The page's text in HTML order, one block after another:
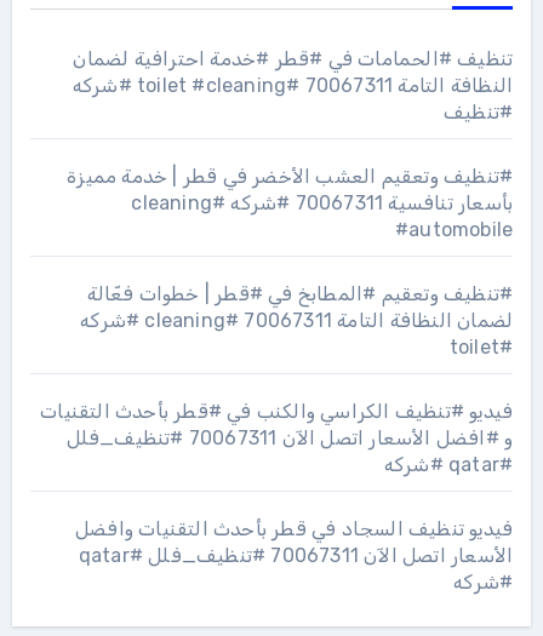
تنظيف #الحمامات في #قطر #خدمة احترافية لضمان
النظافة التامة 70067311 #toilet #cleaning #شركه
#تنظيف
#تنظيف وتعقيم العشب الأخضر في قطر | خدمة مميزة
بأسعار تنافسية 70067311 #شركه #cleaning
#automobile
#تنظيف وتعقيم #المطابخ في #قطر | خطوات فعّالة
لضمان النظافة التامة 70067311 #cleaning #شركه
#toilet
فيديو #تنظيف الكراسي والكنب في #قطر بأحدث التقنيات
و #افضل الأسعار اتصل الآن 70067311 #تنظيف_فلل
#qatar #شركه
فيديو تنظيف السجاد في قطر بأحدث التقنيات وافضل
الأسعار اتصل الآن 70067311 #تنظيف_فلل #qatar
#شركه